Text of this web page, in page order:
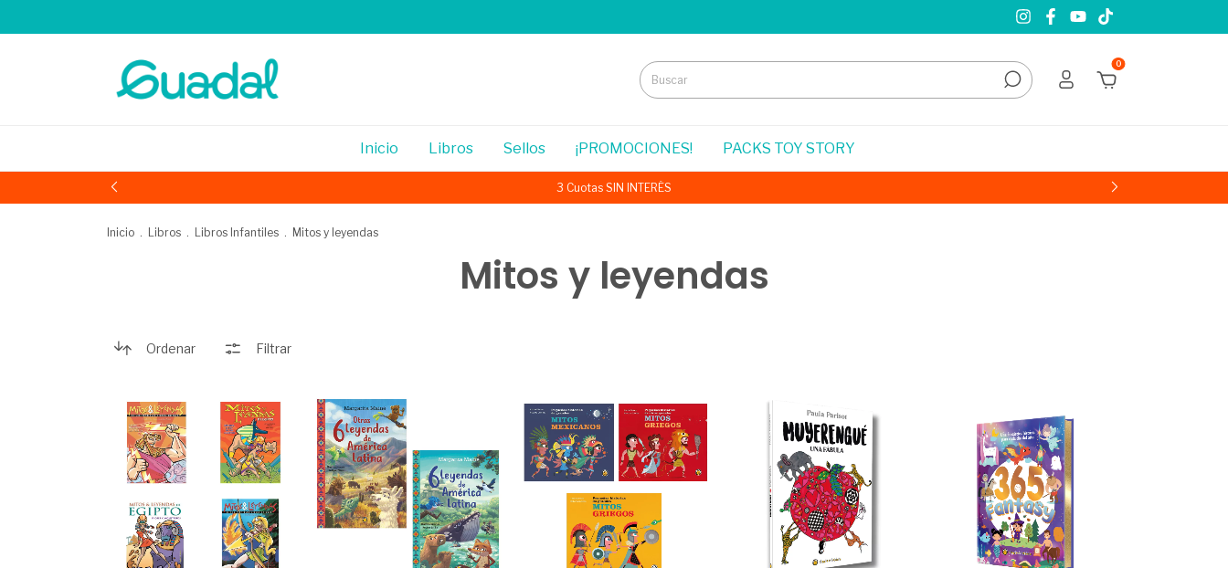
0
Inicio Libros Sellos ¡PROMOCIONES! PACKS TOY STORY
3 Cuotas SIN INTERÉS
Inicio . Libros . Libros Infantiles . Mitos y leyendas
Mitos y leyendas
Ordenar Filtrar